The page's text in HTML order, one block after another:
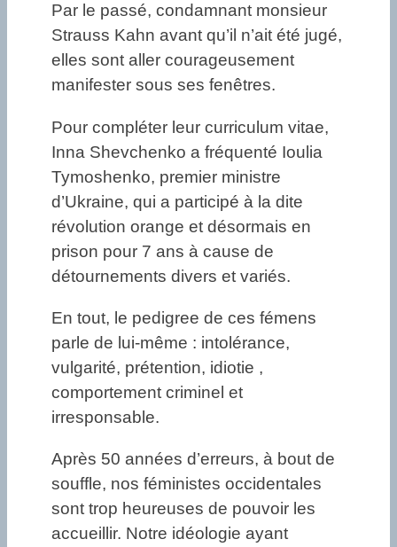
Par le passé, condamnant monsieur
Strauss Kahn avant qu’il n’ait été jugé,
elles sont aller courageusement
manifester sous ses fenêtres.
Pour compléter leur curriculum vitae,
Inna Shevchenko a fréquenté Ioulia
Tymoshenko, premier ministre
d’Ukraine, qui a participé à la dite
révolution orange et désormais en
prison pour 7 ans à cause de
détournements divers et variés.
En tout, le pedigree de ces fémens
parle de lui-même : intolérance,
vulgarité, prétention, idiotie ,
comportement criminel et
irresponsable.
Après 50 années d’erreurs, à bout de
souffle, nos féministes occidentales
sont trop heureuses de pouvoir les
accueillir. Notre idéologie ayant